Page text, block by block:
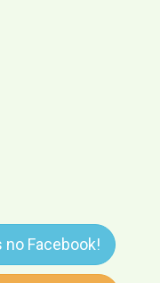
Facebook!